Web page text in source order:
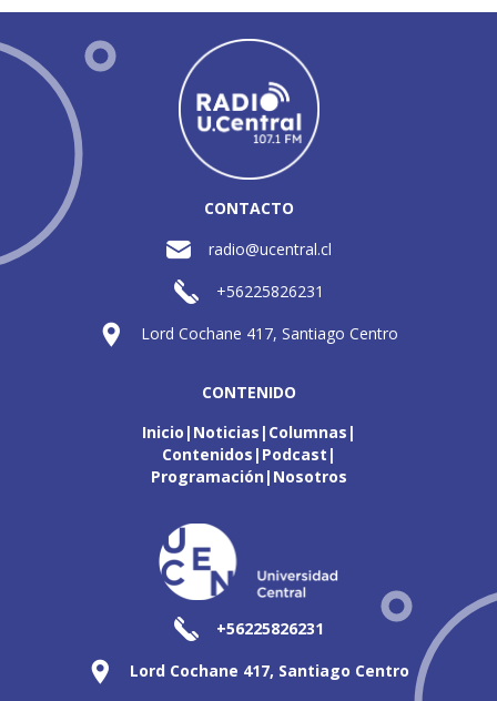
CONTACTO
radio@ucentral.cl
+56225826231
Lord Cochane 417, Santiago Centro
CONTENIDO
Inicio Noticias Columnas
Contenidos Podcast
Programación Nosotros
+56225826231
Lord Cochane 417, Santiago Centro